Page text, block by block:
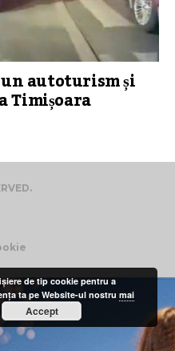
autoturism și
de tip cookie pentru a
ta pe Website-ul nostrumai
Accept